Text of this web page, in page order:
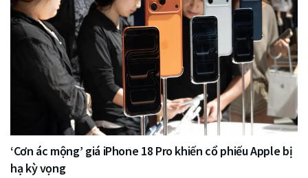
‘Cơn ác mộng’ giá iPhone 18 Pro khiến cổ phiếu Apple bị
hạ kỳ vọng